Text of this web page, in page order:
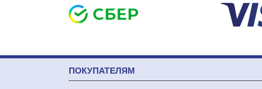
ПОКУПАТЕЛЯМ